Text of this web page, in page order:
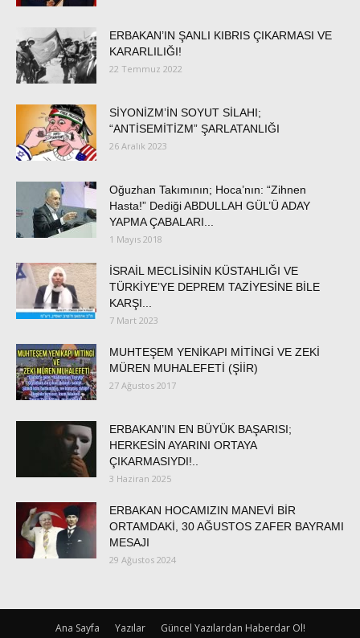
ERBAKAN’IN ŞANLI KIBRIS ÇIKARMASI VE
KARARLILIĞI!
22 Temmuz 2022
SİYONİZM’İN SOYUT SİLAHI;
“ANTİSEMİTİZM” ŞARLATANLIĞI
26 Aralık 2023
Oğuzhan Takımının; Hoca’nın: “Zihnen
Hasta!” Dediği ABDULLAH GÜL’Ü ADAY
YAPMA ÇABALARI...
1 Mayıs 2018
İSRAİL MECLİSİNİN KÜSTAHLIĞI VE
TÜRKİYE’YE DEPREM TAZİYESİNE BİLE
KARŞI...
7 Mart 2023
MUHTEŞEM YENİKAPI MİTİNGİ VE ZEKİ
MÜREN MUHALEFETİ (ŞİİR)
27 Ağustos 2017
ERBAKAN’IN EN BÜYÜK BAŞARISI;
HERKESİN AYARINI ORTAYA
ÇIKARMASIYDI!..
3 Haziran 2025
ERBAKAN HOCAMIZIN MANEVİ BİR
ORTAMDAKİ, 30 AĞUSTOS ZAFER BAYRAMI
MESAJI
29 Ağustos 2024
Ana Sayfa Yazılar Güncel Yazılardan Haberdar Ol!